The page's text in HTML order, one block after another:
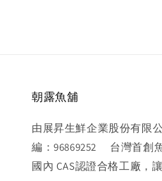
朝露魚舖
由展昇生鮮企業股份有限
編：96869252 台灣首創
國內 CAS認證合格工廠，